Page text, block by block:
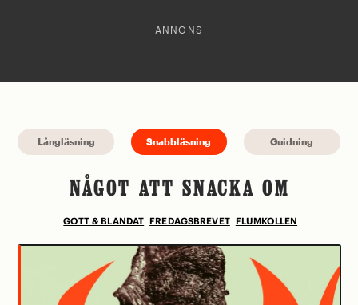
ANNONS
Långläsning Snabbläsning Guidning
NÅGOT ATT SNACKA OM
GOTT & BLANDAT FREDAGSBREVET FLUMKOLLEN